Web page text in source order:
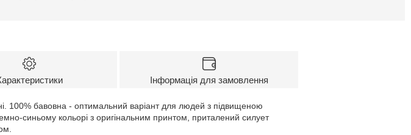
Інформація для замовлення
100% бавовна - оптимальний варіант для людей з підвищеною
синьому кольорі з оригінальним принтом, приталений силует